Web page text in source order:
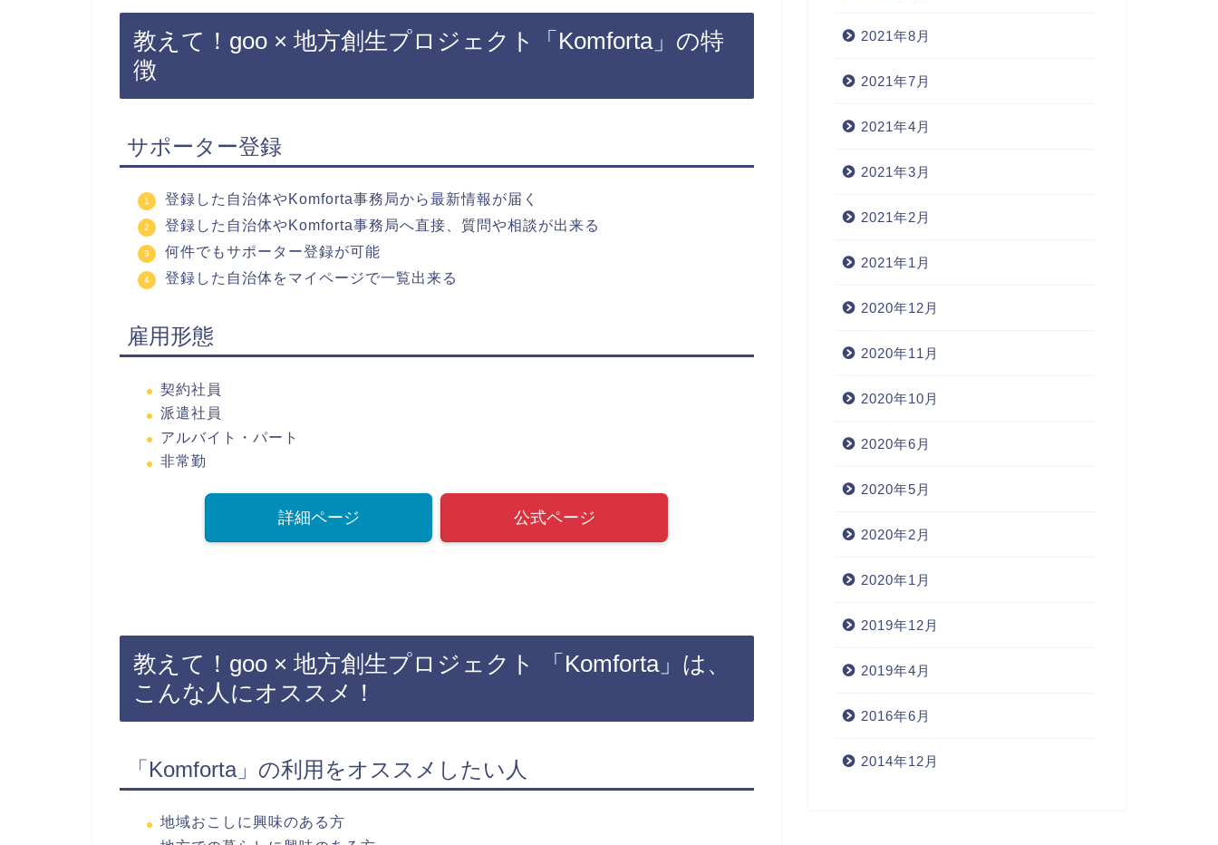
教えて！goo × 地方創生プロジェクト「Komforta」の特
徴
サポーター登録
登録した自治体やKomforta事務局から最新情報が届く
登録した自治体やKomforta事務局へ直接、質問や相談が出来る
何件でもサポーター登録が可能
登録した自治体をマイページで一覧出来る
雇用形態
契約社員
派遣社員
アルバイト・パート
非常勤
詳細ページ 公式ページ
教えて！goo × 地方創生プロジェクト 「Komforta」は、
こんな人にオススメ！
「Komforta」の利用をオススメしたい人
地域おこしに興味のある方
2021年8月
2021年7月
2021年4月
2021年3月
2021年2月
2021年1月
2020年12月
2020年11月
2020年10月
2020年6月
2020年5月
2020年2月
2020年1月
2019年12月
2019年4月
2016年6月
2014年12月